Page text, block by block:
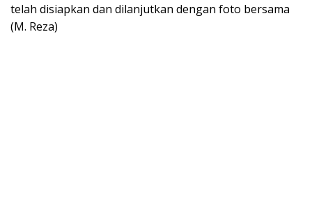
telah disiapkan dan dilanjutkan dengan foto bersama
(M. Reza)